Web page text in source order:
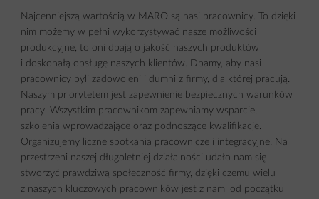
Najcenniejszą wartością w MARO są nasi pracownicy. To dzięki
nim możemy w pełni wykorzystywać nasze możliwości
produkcyjne, to oni dbają o jakość naszych produktów
i doskonałą obsługę naszych klientów. Dbamy, aby nasi
pracownicy byli zadowoleni i dumni z firmy, dla której pracują.
Naszym priorytetem jest zapewnienie bezpiecznych warunków
pracy. Wszystkim pracownikom zapewniamy wsparcie,
szkolenia wprowadzające oraz podnoszące kwalifikacje.
Organizujemy liczne spotkania pracownicze i integracyjne. Na
przestrzeni naszej długoletniej działalności udało nam się
stworzyć prawdziwą społeczność firmy, dzięki czemu wielu
z naszych kluczowych pracowników jest z nami od początku